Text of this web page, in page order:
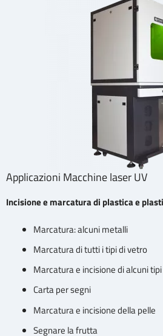
Applicazioni Macchine laser UV
Incisione e marcatura di plastica e
Marcatura: alcuni metalli
Marcatura di tutti i tipi di vetro
Marcatura e incisione di alcuni
Carta per segni
Marcatura e incisione della pelle
Segnare la frutta